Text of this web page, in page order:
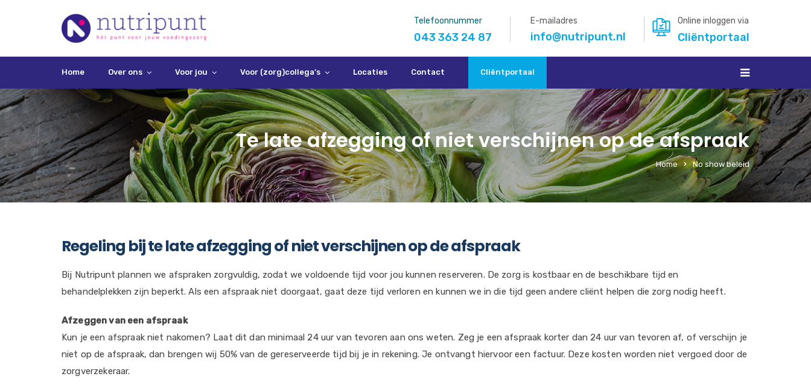
Telefoonnummer
043 363 24 87
E-mailadres
info@nutripunt.nl
Online inloggen via
Cliëntportaal
Home Over ons Voor jou Voor (zorg)collega’s Locaties Contact Cliëntportaal
Te late afzegging of niet verschijnen op de afspraak
Home No show beleid
Regeling bij te late afzegging of niet verschijnen op de afspraak
Bij Nutripunt plannen we afspraken zorgvuldig, zodat we voldoende tijd voor jou kunnen reserveren. De zorg is kostbaar en de beschikbare tijd en
behandelplekken zijn beperkt. Als een afspraak niet doorgaat, gaat deze tijd verloren en kunnen we in die tijd geen andere cliënt helpen die zorg nodig heeft.
Afzeggen van een afspraak
Kun je een afspraak niet nakomen? Laat dit dan minimaal 24 uur van tevoren aan ons weten. Zeg je een afspraak korter dan 24 uur van tevoren af, of verschijn je
niet op de afspraak, dan brengen wij 50% van de gereserveerde tijd bij je in rekening. Je ontvangt hiervoor een factuur. Deze kosten worden niet vergoed door de
zorgverzekeraar.